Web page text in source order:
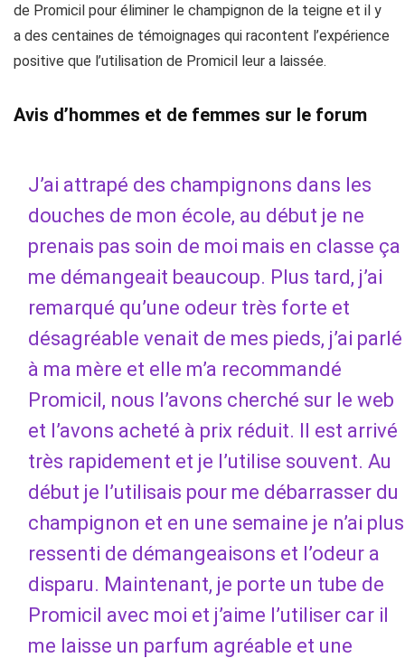
de Promicil pour éliminer le champignon de la teigne et il y
a des centaines de témoignages qui racontent l’expérience
positive que l’utilisation de Promicil leur a laissée.
Avis d’hommes et de femmes sur le forum
J’ai attrapé des champignons dans les
douches de mon école, au début je ne
prenais pas soin de moi mais en classe ça
me démangeait beaucoup. Plus tard, j’ai
remarqué qu’une odeur très forte et
désagréable venait de mes pieds, j’ai parlé
à ma mère et elle m’a recommandé
Promicil, nous l’avons cherché sur le web
et l’avons acheté à prix réduit. Il est arrivé
très rapidement et je l’utilise souvent. Au
début je l’utilisais pour me débarrasser du
champignon et en une semaine je n’ai plus
ressenti de démangeaisons et l’odeur a
disparu. Maintenant, je porte un tube de
Promicil avec moi et j’aime l’utiliser car il
me laisse un parfum agréable et une